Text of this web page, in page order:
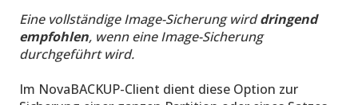
Eine vollständige Image-Sicherung wirddringend
empfohlen, wenn eine Image-Sicherung
durchgeführt wird.
Im NovaBACKUP-Client dient diese Option zur